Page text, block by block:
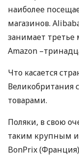
наиболее
магазинов.
занимает третье
Аmazon
Что касается
товарами.
Поляки, в свою
таким крупным
BonPrix